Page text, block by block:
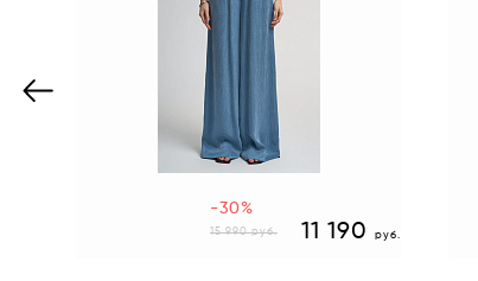
-30%
15 990руб. 11 190 руб.